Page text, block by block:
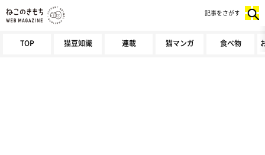
TOP 猫豆知識 連載 猫マンガ 食べ物
記事をさがす